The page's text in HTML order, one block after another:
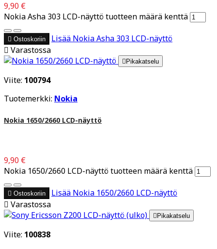
9,90 €
Nokia Asha 303 LCD-näyttö tuotteen määrä kenttä
 Ostoskoriin Lisää Nokia Asha 303 LCD-näyttö
 Varastossa
 Pikakatselu
Viite: 100794
Tuotemerkki: Nokia
Nokia 1650/2660 LCD-näyttö
9,90 €
Nokia 1650/2660 LCD-näyttö tuotteen määrä kenttä
 Ostoskoriin Lisää Nokia 1650/2660 LCD-näyttö
 Varastossa
 Pikakatselu
Viite: 100838